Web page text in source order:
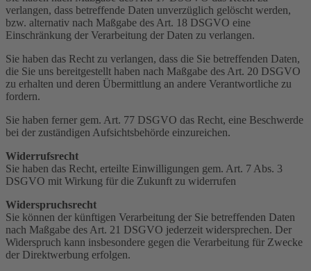
verlangen, dass betreffende Daten unverzüglich gelöscht werden,
bzw. alternativ nach Maßgabe des Art. 18 DSGVO eine
Einschränkung der Verarbeitung der Daten zu verlangen.
Sie haben das Recht zu verlangen, dass die Sie betreffenden Daten,
die Sie uns bereitgestellt haben nach Maßgabe des Art. 20 DSGVO
zu erhalten und deren Übermittlung an andere Verantwortliche zu
fordern.
Sie haben ferner gem. Art. 77 DSGVO das Recht, eine Beschwerde
bei der zuständigen Aufsichtsbehörde einzureichen.
Widerrufsrecht
Sie haben das Recht, erteilte Einwilligungen gem. Art. 7 Abs. 3
DSGVO mit Wirkung für die Zukunft zu widerrufen
Widerspruchsrecht
Sie können der künftigen Verarbeitung der Sie betreffenden Daten
nach Maßgabe des Art. 21 DSGVO jederzeit widersprechen. Der
Widerspruch kann insbesondere gegen die Verarbeitung für Zwecke
der Direktwerbung erfolgen.